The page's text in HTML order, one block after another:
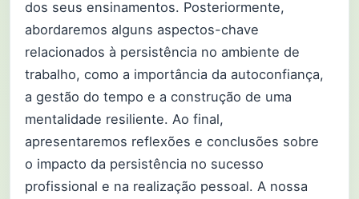
dos seus ensinamentos. Posteriormente,
abordaremos alguns aspectos-chave
relacionados à persistência no ambiente de
trabalho, como a importância da autoconfiança,
a gestão do tempo e a construção de uma
mentalidade resiliente. Ao final,
apresentaremos reflexões e conclusões sobre
o impacto da persistência no sucesso
profissional e na realização pessoal. A nossa